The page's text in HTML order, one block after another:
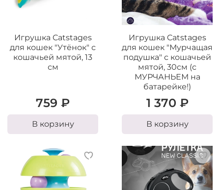
Игрушка Catstages
для кошек "Утёнок" с
кошачьей мятой, 13
см
759 ₽
В корзину
Игрушка Catstages
для кошек "Мурчащая
подушка" с кошачьей
мятой, 30см (с
МУРЧАНЬЕМ на
батарейке!)
1 370 ₽
В корзину